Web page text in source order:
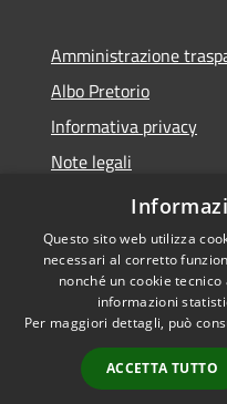
Amministrazione
Albo Pretorio
Informativa privacy
Note legali
Dichiarazione di
Accessibilità
Questo sito web utilizza
necessari al corretto
nonché un cookie
informazioni
Per maggiori dettagli, può
ACCETTA TUTTO